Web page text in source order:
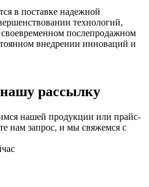
в поставке надежной
технологий,
своевременном послепродажном
внедрении инноваций и
рассылку
нашей продукции или прайс-
нам запрос, и мы свяжемся с